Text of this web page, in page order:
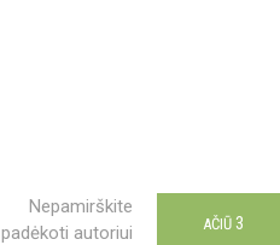
Nepamirškite
padėkoti autoriui
AČIŪ 3